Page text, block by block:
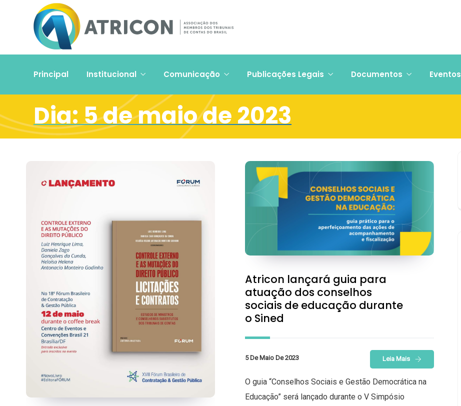
Principal Institucional Comunicação Publicações Legais Documentos Eventos
Dia:5 de maio de 2023
Atricon lançará guia para
atuação dos conselhos
sociais de educação durante
o Sined
5 De Maio De 2023 Leia Mais
O guia “Conselhos Sociais e Gestão Democrática na
Educação” será lançado durante o V Simpósio